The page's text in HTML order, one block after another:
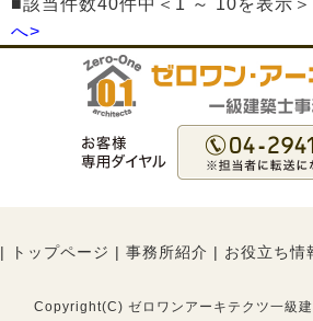
■該当件数40件中＜1 ～ 10を表示
へ>
| トップページ | 事務所紹介 | お役立ち情
Copyright(C) ゼロワンアーキテクツ一級